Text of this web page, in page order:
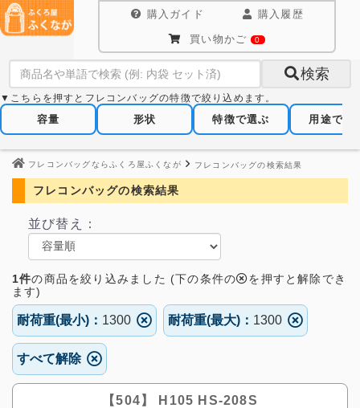
購入ガイド 購入履歴
買い物かご 0
検索
▼こちらを押すとフレコンバッグの特徴で絞り込めます。
容量 形状 特徴で選ぶ 用途で選
フレコンバッグならふくろ屋ふくなが フレコンバッグの検索結果
フレコンバッグの検索結果
並び替え：
1件の商品を絞り込みました (下の条件の
を押すと解除でき
ます)
耐荷重(最小)： 1300 耐荷重(最大)： 1300
すべて解除
【504】 H105 HS-208S